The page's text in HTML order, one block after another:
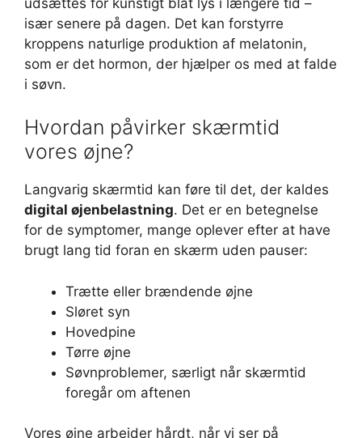
især senere på dagen. Det kan forstyrre
kroppens naturlige produktion af melatonin,
som er det hormon, der hjælper os med at falde
i søvn.
Hvordan påvirker skærmtid
vores øjne?
Langvarig skærmtid kan føre til det, der kaldes
digital øjenbelastning. Det er en betegnelse
for de symptomer, mange oplever efter at have
brugt lang tid foran en skærm uden pauser:
Trætte eller brændende øjne
Sløret syn
Hovedpine
Tørre øjne
Søvnproblemer, særligt når skærmtid
foregår om aftenen
Vores øjne arbejder hårdt, når vi ser på